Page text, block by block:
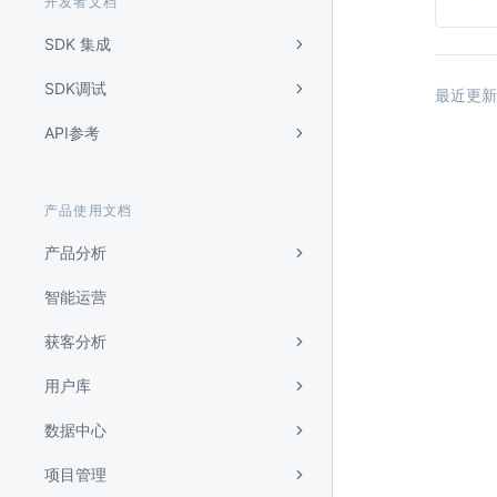
SDK 集成
SDK调试
API参考
产品使用文档
产品分析
智能运营
获客分析
用户库
数据中心
项目管理
最近更新